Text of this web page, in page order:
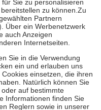
beträgt die
zehn Euro je
ihre eigene Gesundheit zu
Familie zu unterstützen,
18. Lebensjahr
die von der